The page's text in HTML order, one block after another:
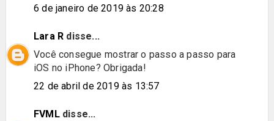
6 de janeiro de 2019 às 20:28
Lara R disse...
Você consegue mostrar o passo a passo para
iOS no iPhone? Obrigada!
22 de abril de 2019 às 13:57
FVMLdisse...